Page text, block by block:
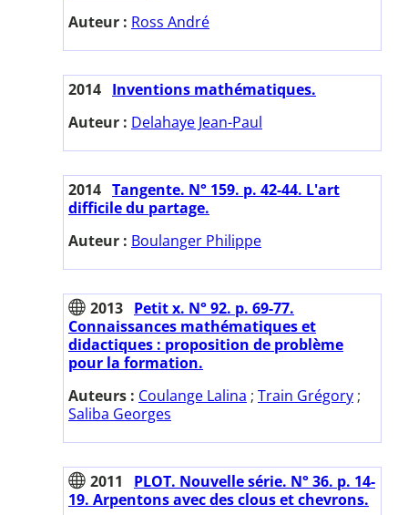
Auteur : Ross André
2014 Inventions mathématiques.
Auteur : Delahaye Jean-Paul
2014 Tangente. N° 159. p. 42-44. L'art
difficile du partage.
Auteur : Boulanger Philippe
2013 Petit x. N° 92. p. 69-77.
Connaissances mathématiques et
didactiques : proposition de problème
pour la formation.
Auteurs : Coulange Lalina ; Train Grégory ;
Saliba Georges
2011
PLOT. Nouvelle série. N° 36. p. 14-
19. Arpentons avec des clous et chevrons.